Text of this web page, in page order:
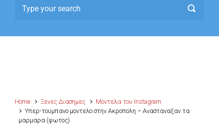
Home Ξενες Διασημες
Μοντελα του Instagram
Yπερ-τουμπανο μοντελο στην Ακροπολη – Ανασταναξαν τα
μαρμαρα (φωτος)